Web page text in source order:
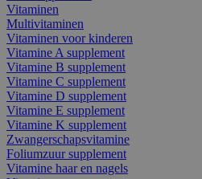
Vitaminen
Multivitaminen
Vitaminen voor kinderen
Vitamine A supplement
Vitamine B supplement
Vitamine C supplement
Vitamine D supplement
Vitamine E supplement
Vitamine K supplement
Zwangerschapsvitamine
Foliumzuur supplement
Vitamine haar en nagels